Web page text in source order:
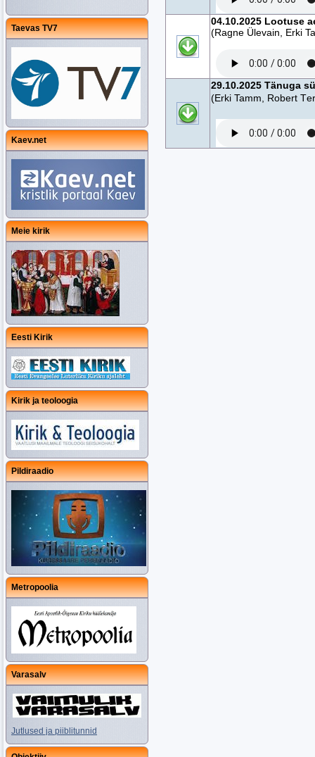
Taevas TV7
Kaev.net
Meie kirik
Eesti Kirik
Kirik ja teoloogia
Pildiraadio
Metropoolia
Varasalv
Jutlused ja piiblitunnid
04.10.2025 Lootuse
(Ragne Ülevain, Erki
29.10.2025 Tänuga
(Erki Tamm, Robert